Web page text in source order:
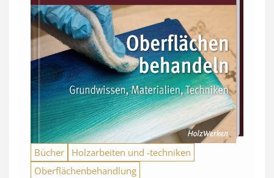
Bücher
Holzarbeiten und -techniken
Oberflächenbehandlung